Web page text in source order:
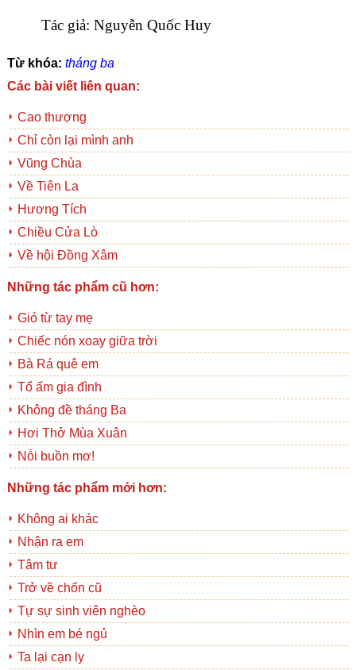
Tác giả: Nguyễn Quốc Huy
Từ khóa: tháng ba
Các bài viết liên quan:
Cao thượng
Chỉ còn lại mình anh
Vũng Chùa
Về Tiên La
Hương Tích
Chiều Cửa Lò
Về hội Đồng Xâm
Những tác phẩm cũ hơn:
Gió từ tay mẹ
Chiếc nón xoay giữa trời
Bà Rá quê em
Tổ ấm gia đình
Không đề tháng Ba
Hơi Thở Mùa Xuân
Nỗi buồn mơ!
Những tác phẩm mới hơn:
Không ai khác
Nhận ra em
Tâm tư
Trở về chốn cũ
Tự sự sinh viên nghèo
Nhìn em bé ngủ
Ta lại cạn ly